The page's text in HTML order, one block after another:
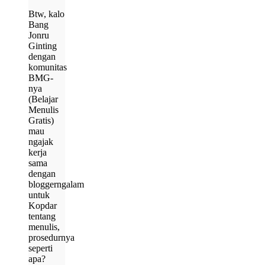
Btw, kalo
Bang
Jonru
Ginting
dengan
komunitas
BMG-
nya
(Belajar
Menulis
Gratis)
mau
ngajak
kerja
sama
dengan
bloggerngalam
untuk
Kopdar
tentang
menulis,
prosedurnya
seperti
apa?